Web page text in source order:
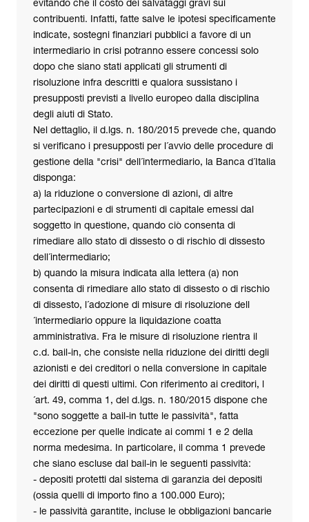
evitando che il costo dei salvataggi gravi sui
contribuenti. Infatti, fatte salve le ipotesi specificamente
indicate, sostegni finanziari pubblici a favore di un
intermediario in crisi potranno essere concessi solo
dopo che siano stati applicati gli strumenti di
risoluzione infra descritti e qualora sussistano i
presupposti previsti a livello europeo dalla disciplina
degli aiuti di Stato.
Nel dettaglio, il d.lgs. n. 180/2015 prevede che, quando
si verificano i presupposti per l´avvio delle procedure di
gestione della "crisi" dell´intermediario, la Banca d´Italia
disponga:
a) la riduzione o conversione di azioni, di altre
partecipazioni e di strumenti di capitale emessi dal
soggetto in questione, quando ciò consenta di
rimediare allo stato di dissesto o di rischio di dissesto
dell´intermediario;
b) quando la misura indicata alla lettera (a) non
consenta di rimediare allo stato di dissesto o di rischio
di dissesto, l´adozione di misure di risoluzione dell
´intermediario oppure la liquidazione coatta
amministrativa. Fra le misure di risoluzione rientra il
c.d. bail-in, che consiste nella riduzione dei diritti degli
azionisti e dei creditori o nella conversione in capitale
dei diritti di questi ultimi. Con riferimento ai creditori, l
´art. 49, comma 1, del d.lgs. n. 180/2015 dispone che
"sono soggette a bail-in tutte le passività", fatta
eccezione per quelle indicate ai commi 1 e 2 della
norma medesima. In particolare, il comma 1 prevede
che siano escluse dal bail-in le seguenti passività:
- depositi protetti dal sistema di garanzia dei depositi
(ossia quelli di importo fino a 100.000 Euro);
- le passività garantite, incluse le obbligazioni bancarie